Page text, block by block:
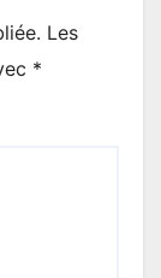
Les
*